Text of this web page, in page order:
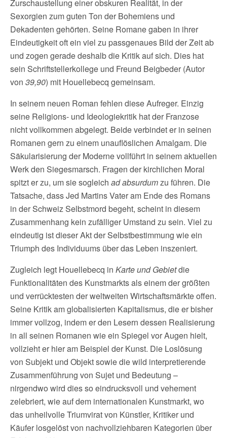
Zurschaustellung einer obskuren Realität, in der
Sexorgien zum guten Ton der Bohemiens und
Dekadenten gehörten. Seine Romane gaben in ihrer
Eindeutigkeit oft ein viel zu passgenaues Bild der Zeit ab
und zogen gerade deshalb die Kritik auf sich. Dies hat
sein Schriftstellerkollege und Freund Beigbeder (Autor
von 39,90) mit Houellebecq gemeinsam.
In seinem neuen Roman fehlen diese Aufreger. Einzig
seine Religions- und Ideologiekritik hat der Franzose
nicht vollkommen abgelegt. Beide verbindet er in seinen
Romanen gern zu einem unauflöslichen Amalgam. Die
Säkularisierung der Moderne vollführt in seinem aktuellen
Werk den Siegesmarsch. Fragen der kirchlichen Moral
spitzt er zu, um sie sogleich ad absurdumzu führen. Die
Tatsache, dass Jed Martins Vater am Ende des Romans
in der Schweiz Selbstmord begeht, scheint in diesem
Zusammenhang kein zufälliger Umstand zu sein. Viel zu
eindeutig ist dieser Akt der Selbstbestimmung wie ein
Triumph des Individuums über das Leben inszeniert.
Zugleich legt Houellebecq in Karte und Gebietdie
Funktionalitäten des Kunstmarkts als einem der größten
und verrücktesten der weltweiten Wirtschaftsmärkte offen.
Seine Kritik am globalisierten Kapitalismus, die er bisher
immer vollzog, indem er den Lesern dessen Realisierung
in all seinen Romanen wie ein Spiegel vor Augen hielt,
vollzieht er hier am Beispiel der Kunst. Die Loslösung
von Subjekt und Objekt sowie die wild interpretierende
Zusammenführung von Sujet und Bedeutung –
nirgendwo wird dies so eindrucksvoll und vehement
zelebriert, wie auf dem internationalen Kunstmarkt, wo
das unheilvolle Triumvirat von Künstler, Kritiker und
Käufer losgelöst von nachvollziehbaren Kategorien über